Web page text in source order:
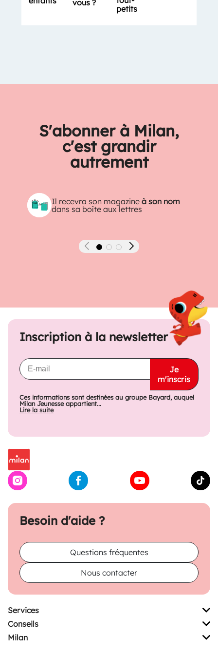
vous ?
petits
S'abonner à Milan,
c'est grandir
autrement
Il recevra son magazineà son nom
dans sa boîte aux lettres
Précédent Suivant
Besoin d'aide ?
Questions fréquentes
Nous contacter
Inscription à la newsletter
Je
m'inscris
Ces informations sont destinées au groupe Bayard, auquel
Milan Jeunesse appartient...
Lire la suite
Services
Conseils
Milan